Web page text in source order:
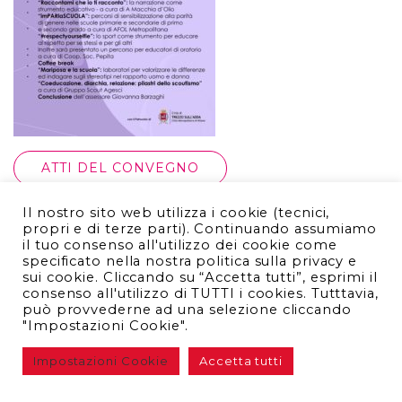
ATTI DEL CONVEGNO
ASSOCIAZIONE MARIPOSA ODV – Cell. 331.125.53.95 – Via
Giovine Italia, 7 – 20056 Trezzo sull’Adda (MI) –
malamore@live.it
Il nostro sito web utilizza i cookie (tecnici,
propri e di terze parti). Continuando assumiamo
il tuo consenso all'utilizzo dei cookie come
specificato nella nostra politica sulla privacy e
sui cookie. Cliccando su “Accetta tutti”, esprimi il
consenso all'utilizzo di TUTTI i cookies. Tutttavia,
può provvederne ad una selezione cliccando
"Impostazioni Cookie".
Impostazioni Cookie Accetta tutti